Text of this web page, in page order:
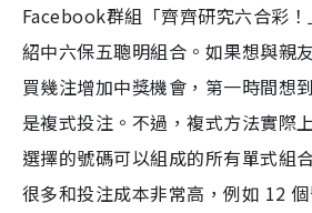
Facebook群組「齊齊研究六合彩
紹中六保五聰明組合。如果想與親
買幾注增加中獎機會，第一時間想
是複式投注。不過，複式方法實際
選擇的號碼可以組成的所有單式組
很多和投注成本非常高，例如 12